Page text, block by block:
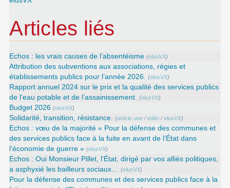
Articles liés
Echos : les vrais causes de l’absentéisme (elusVX)
Attribution des subventions aux associations, régies et
établissements publics pour l’année 2026.
(elusVX)
Rapport annuel 2024 sur le prix et la qualité des services publics
de l’eau potable et de l’assainissement.
(elusVX)
Budget 2026 (elusVX)
Solidarité, transition, résistance. (article une /edito /elusVX)
Echos : vœu de la majorité « Pour la défense des communes et
des services publics face à la fuite en avant de l’État dans
l’économie de guerre » (elusVX)
Echos : Oui Monsieur Pillet, l’État, dirigé par vos alliés politiques,
a asphyxié les bailleurs sociaux…
(elusVX)
Pour la défense des communes et des services publics face à la